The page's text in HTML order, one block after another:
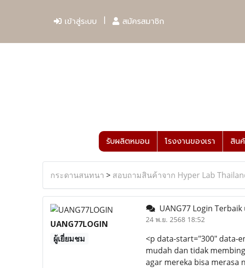
เข้าสู่ระบบ สมัครสมาชิก
รับผลิตหมอน โรงงานของเรา สิน
กระดานสนทนา > สอบถามสินค้าจาก Hyper Lab
UANG77LOGIN
ผู้เยี่ยมชม
UANG77 Login
24 พ.ย. 2568 18:52
<p data-start="300" data-
mudah dan tidak
agar mereka bisa merasa